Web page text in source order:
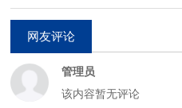
网友评论
管理员
该内容暂无评论